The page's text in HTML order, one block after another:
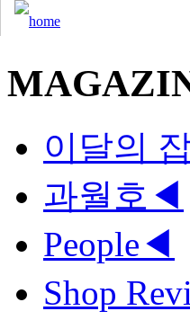
이달의
과월호 ◀
People◀
Shop